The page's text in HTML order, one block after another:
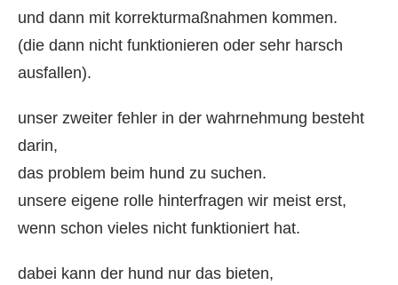
und dann mit korrekturmaßnahmen kommen.
(die dann nicht funktionieren oder sehr harsch
ausfallen).
unser zweiter fehler in der wahrnehmung besteht
darin,
das problem beim hund zu suchen.
unsere eigene rolle hinterfragen wir meist erst,
wenn schon vieles nicht funktioniert hat.
dabei kann der hund nur das bieten,